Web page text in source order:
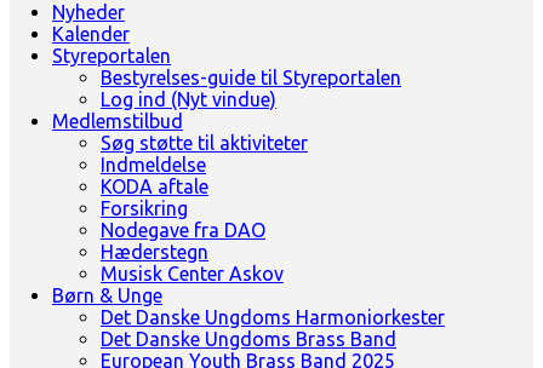
Dansk Amatør Orkesterforbund - DAO
Landsorganisation for amatørblæserorkestre
Nyheder
Kalender
Styreportalen
Bestyrelses-guide til Styreportalen
Log ind (Nyt vindue)
Medlemstilbud
Søg støtte til aktiviteter
Indmeldelse
KODA aftale
Forsikring
Nodegave fra DAO
Hæderstegn
Musisk Center Askov
Børn & Unge
Det Danske Ungdoms Harmoniorkester
Det Danske Ungdoms Brass Band
European Youth Brass Band 2025